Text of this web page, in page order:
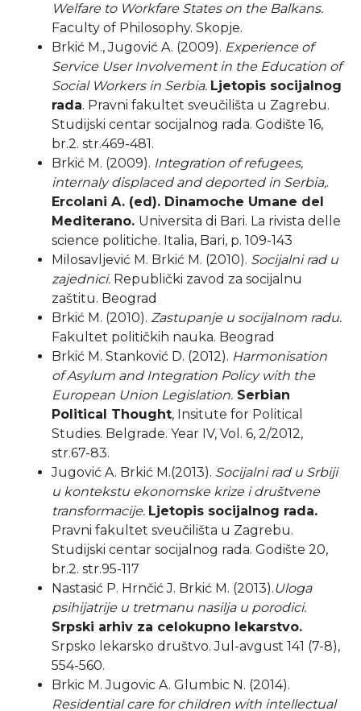
Welfare to Workfare States on the Balkans.
Faculty of Philosophy. Skopje.
Brkić M., Jugović A. (2009). Experience of
Service User Involvement in the Education of
Social Workers in Serbia. Ljetopis socijalnog
rada. Pravni fakultet sveučilišta u Zagrebu.
Studijski centar socijalnog rada. Godište 16,
br.2. str.469-481.
Brkić M. (2009). Integration of refugees,
internaly displaced and deported in Serbia,.
Ercolani A. (ed). Dinamoche Umane del
Mediterano. Universita di Bari. La rivista delle
science politiche. Italiа, Bari, p. 109-143
Milosavljević M. Brkić M. (2010). Socijalni rad u
zajednici. Republički zavod za socijalnu
zaštitu. Beograd
Brkić M. (2010). Zastupanje u socijalnom radu.
Fakultet političkih nauka. Beograd
Brkić M. Stanković D. (2012). Harmonisation
of Asylum and Integration Policy with the
European Union Legislation. Serbian
Political Thought, Insitute for Political
Studies. Belgrade. Year IV, Vol. 6, 2/2012,
str.67-83.
Jugović A. Brkić M.(2013). Socijalni rad u Srbiji
u kontekstu ekonomske krize i društvene
transformacije. Ljetopis socijalnog rada.
Pravni fakultet sveučilišta u Zagrebu.
Studijski centar socijalnog rada. Godište 20,
br.2. str.95-117
Nastasić P. Hrnčić J. Brkić M. (2013).Uloga
psihijatrije u tretmanu nasilja u porodici.
Srpski arhiv za celokupno lekarstvo.
Srpsko lekarsko društvo. Jul-avgust 141 (7-8),
554-560.
Brkic M. Jugovic A. Glumbic N. (2014).
Residential care for children with intellectual